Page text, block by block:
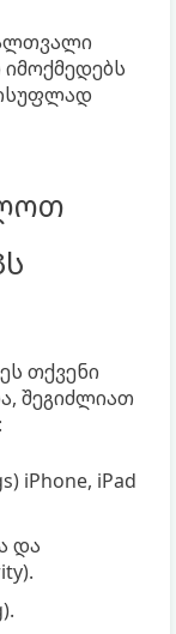
თქვენი
შეგიძლიათ
iPhone, iPad
და